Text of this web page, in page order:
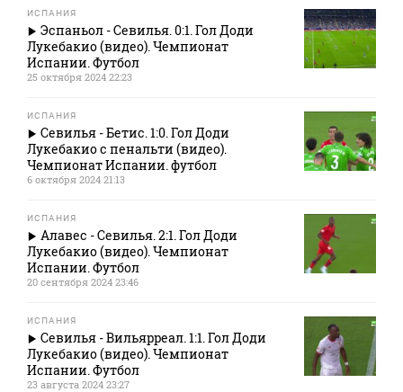
ИСПАНИЯ
Эспаньол - Севилья. 0:1. Гол Доди
Лукебакио (видео). Чемпионат
Испании. Футбол
25 октября 2024 22:23
ИСПАНИЯ
Севилья - Бетис. 1:0. Гол Доди
Лукебакио с пенальти (видео).
Чемпионат Испании. футбол
6 октября 2024 21:13
ИСПАНИЯ
Алавес - Севилья. 2:1. Гол Доди
Лукебакио (видео). Чемпионат
Испании. Футбол
20 сентября 2024 23:46
ИСПАНИЯ
Севилья - Вильярреал. 1:1. Гол Доди
Лукебакио (видео). Чемпионат
Испании. Футбол
23 августа 2024 23:27